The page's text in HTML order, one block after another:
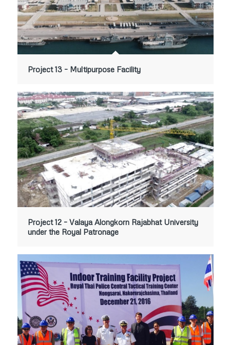
Project 13 – Multipurpose Facility
Project 12 – Valaya Alongkorn Rajabhat University
under the Royal Patronage